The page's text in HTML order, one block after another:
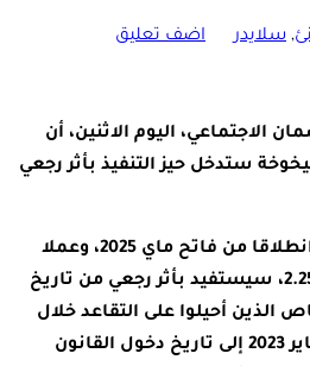
, سلايدر اضف تعليق
الاجتماعي، اليوم الاثنين، أن
ستدخل حيز التنفيذ بأثر رجعي
وذكر بلاغ للصندوق أنه، « انطلاقا من فاتح ماي 2025، وعملا
بمقتضيات المرسوم 2.25.265، سيستفيد بأثر رجعي من تاريخ
الذين أحيلوا على التقاعد خلال
الفترة الممتدة من فاتح يناير 2023 إلى تاريخ دخول القانون